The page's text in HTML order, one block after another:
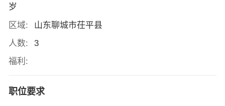
岁
区域:
山东聊城市茌平县
人数:
3
福利:
职位要求